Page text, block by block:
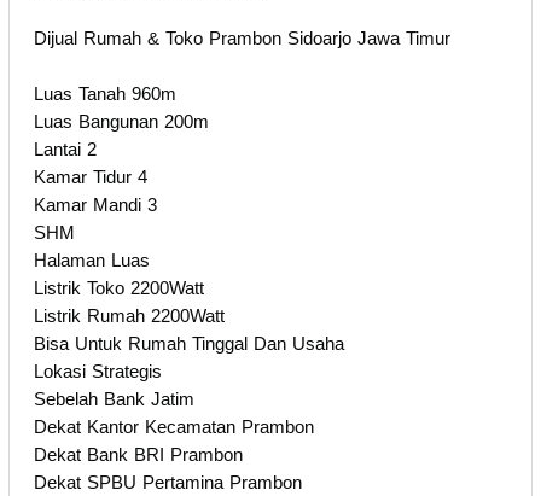
Dijual Rumah & Toko Prambon Sidoarjo Jawa Timur
Luas Tanah 960m
Luas Bangunan 200m
Lantai 2
Kamar Tidur 4
Kamar Mandi 3
SHM
Halaman Luas
Listrik Toko 2200Watt
Listrik Rumah 2200Watt
Bisa Untuk Rumah Tinggal Dan Usaha
Lokasi Strategis
Sebelah Bank Jatim
Dekat Kantor Kecamatan Prambon
Dekat Bank BRI Prambon
Dekat SPBU Pertamina Prambon